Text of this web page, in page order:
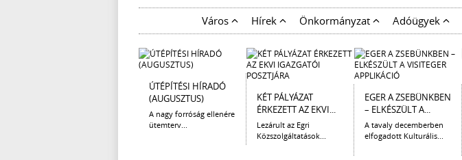
Város Hírek Önkormányzat Adóügyek
ÚTÉPÍTÉSI HÍRADÓ
(AUGUSZTUS)
A nagy forróság ellenére
ütemterv...
KÉT PÁLYÁZAT
ÉRKEZETT AZ EKVI...
Lezárult az Egri
Közszolgáltatások...
EGER A ZSEBÜNKBEN
– ELKÉSZÜLT A...
A tavaly decemberben
elfogadott Kulturális...